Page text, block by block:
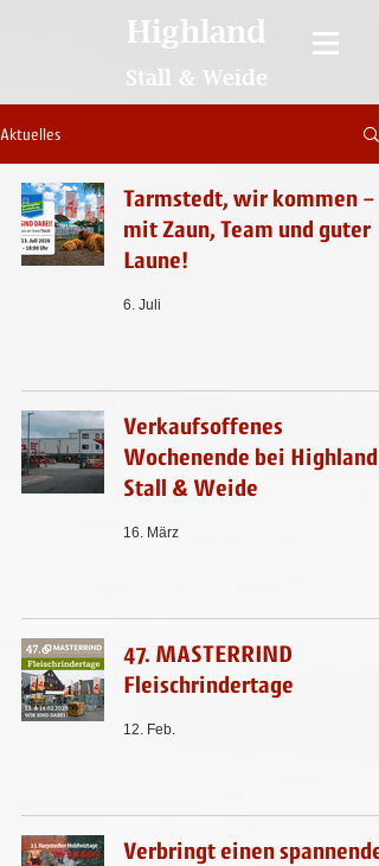
Highland
Stall & Weide
Aktuelles
Tarmstedt, wir kommen –
mit Zaun, Team und guter
Laune!
6. Juli
Verkaufsoffenes
Wochenende bei Highland
Stall & Weide
16. März
47. MASTERRIND
Fleischrindertage
12. Feb.
Verbringt einen